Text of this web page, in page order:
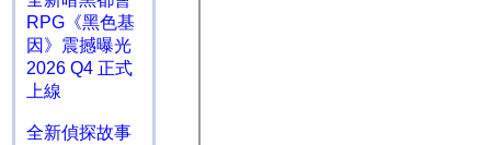
RPG《黑色基
因》震撼曝光
2026 Q4 正式
上線
全新偵探故事